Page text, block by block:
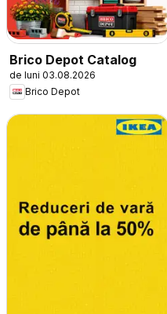
Brico Depot Catalog
de luni 03.08.2026
Brico Depot